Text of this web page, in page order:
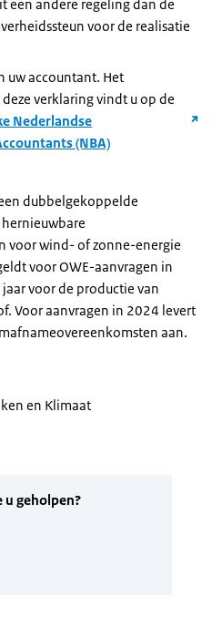
een andere regeling dan de
voor de realisatie
uw accountant. Het
verklaring vindt u op de
Nederlandse
(NBA)
dubbelgekoppelde
voor wind- of zonne-energie
voor OWE-aanvragen in
voor de productie van
Voor aanvragen in 2024 levert
aan.
en Klimaat